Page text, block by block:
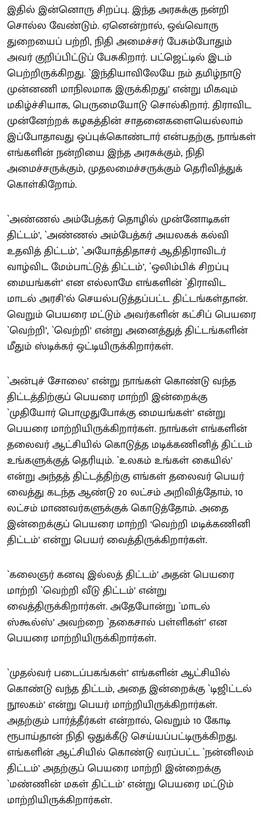
இதில் இன்னொரு சிறப்பு. இந்த அரசுக்கு நன்றி
சொல்ல வேண்டும். ஏனென்றால், ஒவ்வொரு
துறையைப் பற்றி, நிதி அமைச்சர் பேசும்போதும்
அவர் குறிப்பிட்டுப் பேசுகிறார். பட்ஜெட்டில் இடம்
பெற்றிருக்கிறது. `இந்தியாவிலேயே நம் தமிழ்நாடு
முன்னணி மாநிலமாக இருக்கிறது’ என்று மிகவும்
மகிழ்ச்சியாக, பெருமையோடு சொல்கிறார். திராவிட
முன்னேற்றக் கழகத்தின் சாதனைகளையெல்லாம்
இப்போதாவது ஒப்புக்கொண்டார் என்பதற்கு, நாங்கள்
எங்களின் நன்றியை இந்த அரசுக்கும், நிதி
அமைச்சருக்கும், முதலமைச்சருக்கும் தெரிவித்துக்
கொள்கிறோம்.
`அண்ணல் அம்பேத்கர் தொழில் முன்னோடிகள்
திட்டம்’, `அண்ணல் அம்பேத்கர் அயலகக் கல்வி
உதவித் திட்டம்’, `அயோத்திதாசர் ஆதிதிராவிடர்
வாழ்விட மேம்பாட்டுத் திட்டம்’, `ஒலிம்பிக் சிறப்பு
மையங்கள்’ என எல்லாமே எங்களின் `திராவிட
மாடல் அரசி’ல் செயல்படுத்தப்பட்ட திட்டங்கள்தான்.
வெறும் பெயரை மட்டும் அவர்களின் கட்சிப் பெயரை
`வெற்றி’, `வெற்றி’ என்று அனைத்துத் திட்டங்களின்
மீதும் ஸ்டிக்கர் ஒட்டியிருக்கிறார்கள்.
`அன்புச் சோலை’ என்று நாங்கள் கொண்டு வந்த
திட்டத்திற்குப் பெயரை மாற்றி இன்றைக்கு
`முதியோர் பொழுதுபோக்கு மையங்கள்’ என்று
பெயரை மாற்றியிருக்கிறார்கள். நாங்கள் எங்களின்
தலைவர் ஆட்சியில் கொடுத்த மடிக்கணினித் திட்டம்
உங்களுக்குத் தெரியும். `உலகம் உங்கள் கையில்’
என்று அந்தத் திட்டத்திற்கு எங்கள் தலைவர் பெயர்
வைத்து கடந்த ஆண்டு 20 லட்சம் அறிவித்தோம், 10
லட்சம் மாணவர்களுக்குக் கொடுத்தோம். அதை
இன்றைக்குப் பெயரை மாற்றி ‘வெற்றி மடிக்கணினி
திட்டம்’ என்று பெயர் வைத்திருக்கிறார்கள்.
`கலைஞர் கனவு இல்லத் திட்டம்’ அதன் பெயரை
மாற்றி `வெற்றி வீடு திட்டம்’ என்று
வைத்திருக்கிறார்கள். அதேபோன்று `மாடல்
ஸ்கூல்ஸ்’ அவற்றை `தகைசால் பள்ளிகள்’ என
பெயரை மாற்றியிருக்கிறார்கள்.
`முதல்வர் படைப்பகங்கள்’ எங்களின் ஆட்சியில்
கொண்டு வந்த திட்டம், அதை இன்றைக்கு `டிஜிட்டல்
நூலகம்’ என்று பெயர் மாற்றியிருக்கிறார்கள்.
அதற்கும் பார்த்தீர்கள் என்றால், வெறும் 10 கோடி
ரூபாய்தான் நிதி ஒதுக்கீடு செய்யப்பட்டிருக்கிறது.
எங்களின் ஆட்சியில் கொண்டு வரப்பட்ட `நன்னிலம்
திட்டம்’ அதற்குப் பெயரை மாற்றி இன்றைக்கு
`மண்ணின் மகள் திட்டம்’ என்று பெயரை மட்டும்
மாற்றியிருக்கிறார்கள்.